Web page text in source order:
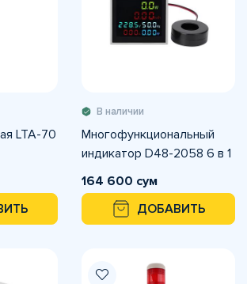
LTA-70
В наличии
Многофункциональный
индикатор D48-2058 6 в 1
164 600 сум
ДОБАВИТЬ